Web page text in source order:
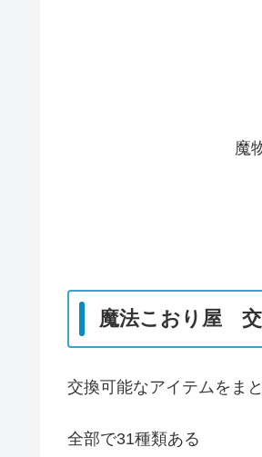
魔
魔法こおり屋
交換可能なアイテムをま
全部で31種類ある